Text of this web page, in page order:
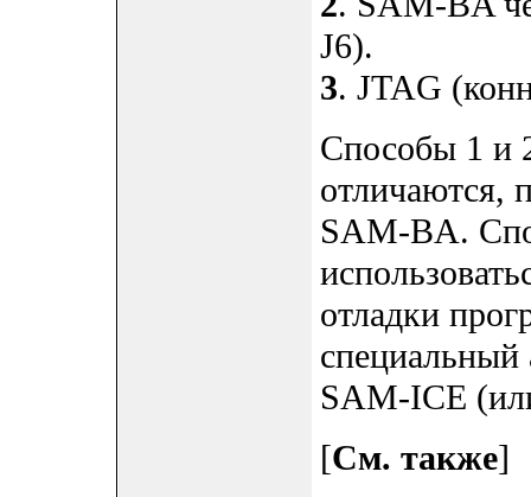
J6).
3. JTAG
Способы 1 и
отличаются,
SAM-BA.
отладки
специальный
SAM-ICE
[См. также]